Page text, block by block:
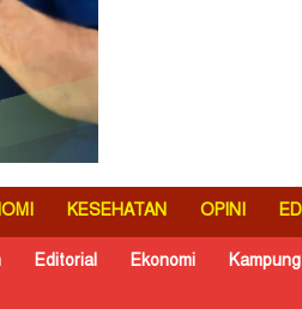
KESEHATAN OPINI
Editorial Ekonomi Kampung